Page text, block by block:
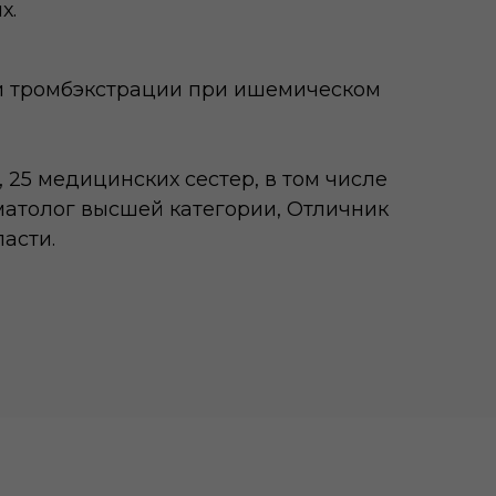
тромбэкстрации при ишемическом
медицинских сестер, в том числе
высшей категории, Отличник